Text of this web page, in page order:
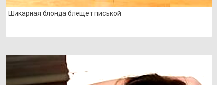
Шикарная блонда блещет писькой